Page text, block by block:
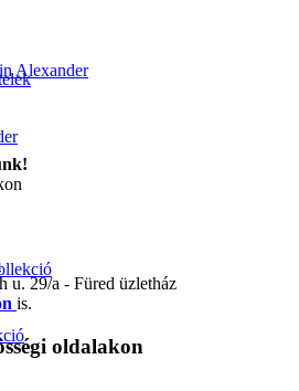
Alexander
u. 29/a - Füred üzletház
is.
oldalakon